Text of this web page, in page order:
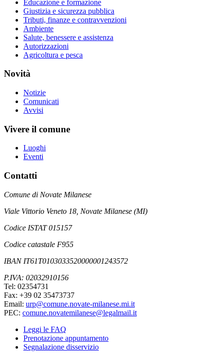
Educazione e formazione
Giustizia e sicurezza pubblica
Tributi, finanze e contravvenzioni
Ambiente
Salute, benessere e assistenza
Autorizzazioni
Agricoltura e pesca
Novità
Notizie
Comunicati
Avvisi
Vivere il comune
Luoghi
Eventi
Contatti
Comune di Novate Milanese
Viale Vittorio Veneto 18, Novate Milanese (MI)
Codice ISTAT 015157
Codice catastale F955
IBAN IT61T0103033520000001243572
P.IVA: 02032910156
Tel: 02354731
Fax: +39 02 35473737
Email: urp@comune.novate-milanese.mi.it
PEC: comune.novatemilanese@legalmail.it
Leggi le FAQ
Prenotazione appuntamento
Segnalazione disservizio